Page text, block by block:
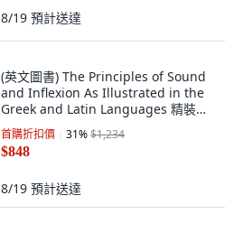
8/19 預計送達
(英文圖書) The Principles of Sound
and Inflexion As Illustrated in the
Greek and Latin Languages 精裝版,
Legare Street Press, 英文
首購折扣價 31%$1,234
$848
8/19 預計送達